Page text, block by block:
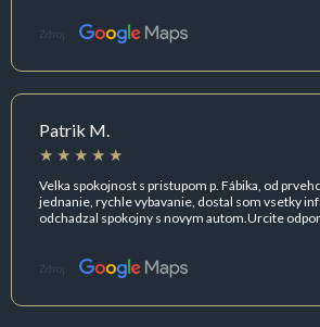
Zdroj:
Patrik M.
Velka spokojnost s pristupom p. Fábika, od
jednanie, rychle vybavanie, dostal som vsetky
odchadzal spokojny s novym autom.Urcite
Zdroj: